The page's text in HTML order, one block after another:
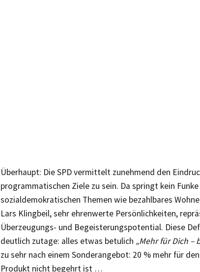
Überhaupt: Die SPD vermittelt zunehmend den
programmatischen Ziele zu sein. Da springt kein
sozialdemokratischen Themen wie bezahlbares
Lars Klingbeil, sehr ehrenwerte Persönlichkeiten,
Überzeugungs- und Begeisterungspotential. Diese
deutlich zutage: alles etwas betulich „Mehr für Dich –
zu sehr nach einem Sonderangebot: 20 % mehr für
Produkt nicht begehrt ist …